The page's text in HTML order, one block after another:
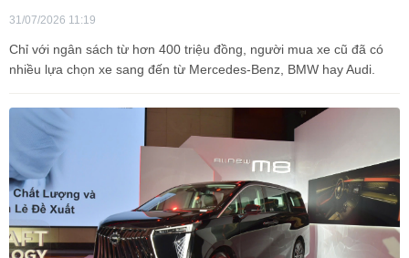
31/07/2026 11:19
Chỉ với ngân sách từ hơn 400 triệu đồng, người mua xe cũ đã có
nhiều lựa chọn xe sang đến từ Mercedes-Benz, BMW hay Audi.